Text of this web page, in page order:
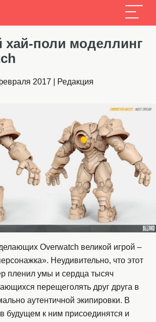
хай-поли моделлинг
2017 Редакция
Overwatch великой игрой –
Неудивительно, что этот
пленил умы и сердца тысяч
перещеголять друг друга в
аутентичной экипировки. В
будущем к ним присоединятся и